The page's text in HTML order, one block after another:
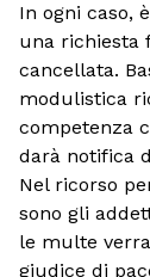
In ogni caso,
una richiesta
cancellata.
modulistica
competenza
darà notifica
Nel ricorso
sono gli
le multe
giudice di